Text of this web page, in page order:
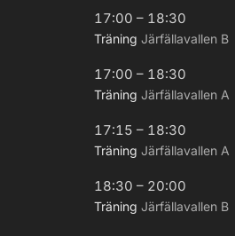
17:00 – 18:30
Träning Järfällavallen B
17:00 – 18:30
Träning Järfällavallen A
17:15 – 18:30
Träning Järfällavallen A
18:30 – 20:00
Träning Järfällavallen B